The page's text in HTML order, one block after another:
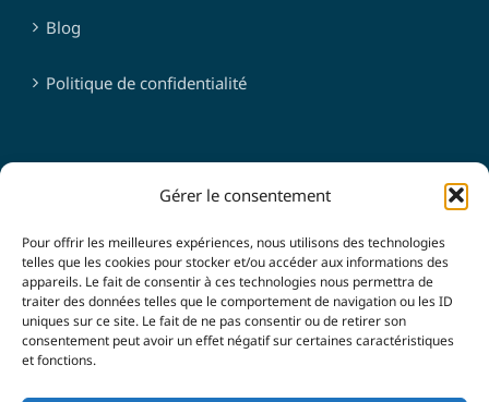
Gérer le consentement
Pour offrir les meilleures expériences, nous utilisons des technologies
telles que les cookies pour stocker et/ou accéder aux informations des
appareils. Le fait de consentir à ces technologies nous permettra de
traiter des données telles que le comportement de navigation ou les ID
uniques sur ce site. Le fait de ne pas consentir ou de retirer son
consentement peut avoir un effet négatif sur certaines caractéristiques
et fonctions.
Blog
Politique de confidentialité